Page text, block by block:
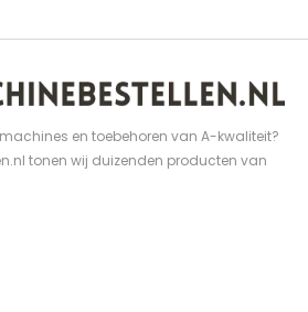
en toebehoren van A-kwaliteit?
tonen wij duizenden producten van